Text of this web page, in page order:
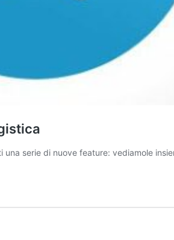
serie di nuove feature: vediamole